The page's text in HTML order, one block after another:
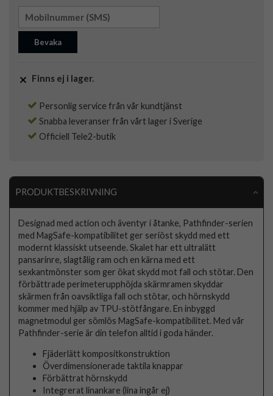
Bevaka
Finns ej i lager.
Personlig service från vår kundtjänst
Snabba leveranser från vårt lager i Sverige
Officiell Tele2-butik
PRODUKTBESKRIVNING
Designad med action och äventyr i åtanke, Pathfinder-serien
med MagSafe-kompatibilitet ger seriöst skydd med ett
modernt klassiskt utseende. Skalet har ett ultralätt
pansarinre, slagtålig ram och en kärna med ett
sexkantmönster som ger ökat skydd mot fall och stötar. Den
förbättrade perimeterupphöjda skärmramen skyddar
skärmen från oavsiktliga fall och stötar, och hörnskydd
kommer med hjälp av TPU-stötfångare. En inbyggd
magnetmodul ger sömlös MagSafe-kompatibilitet. Med vår
Pathfinder-serie är din telefon alltid i goda händer.
Fjäderlätt kompositkonstruktion
Överdimensionerade taktila knappar
Förbättrat hörnskydd
Integrerat linankare (lina ingår ej)